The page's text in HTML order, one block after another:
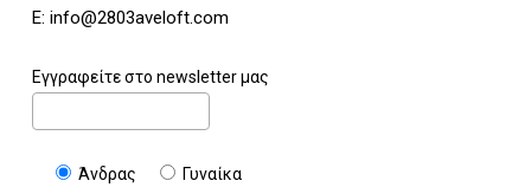
E: info@2803aveloft.com
Εγγραφείτε στο newsletter μας
Άνδρας Γυναίκα